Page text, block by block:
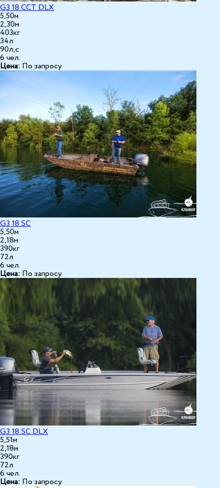
G3 18 CCT DLX
5,50м
2,30м
403кг
34л
90л,с
6 чел.
Цена: По запросу
G3 18 SC
5,50м
2,18м
390кг
72л
6 чел.
Цена: По запросу
G3 18 SC DLX
5,51м
2,18м
390кг
72л
6 чел.
Цена: По запросу